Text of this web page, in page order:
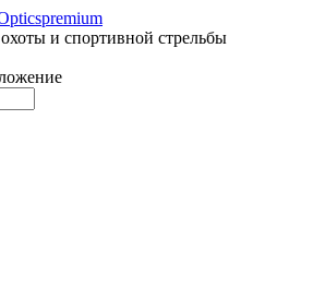
и спортивной стрельбы